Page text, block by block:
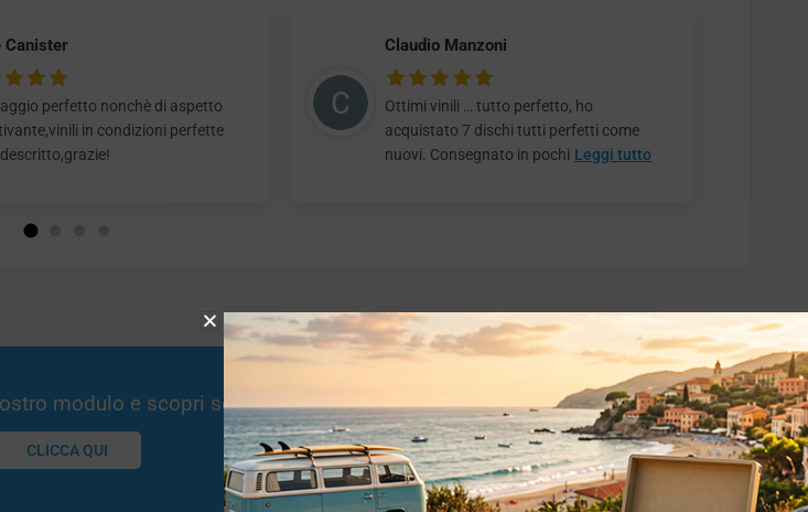
Canister
perfetto nonchè di aspetto
in condizioni perfette
Claudio Manzoni
Ottimi vinili … tutto perfetto, ho
acquistato 7 dischi tutti perfetti come
nuovi. Consegnato in pochi Leggi tutto
modulo e scopri se potremmo essere interessati!
CLICCA QUI